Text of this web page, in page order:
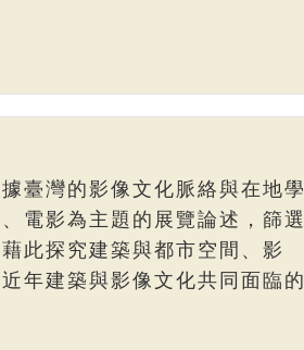
臺灣的影像文化脈絡與在地學
電影為主題的展覽論述，篩選
此探究建築與都市空間、影
年建築與影像文化共同面臨的